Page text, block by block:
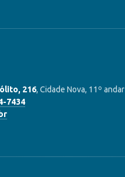
216, Cidade Nova, 11º andar
7434